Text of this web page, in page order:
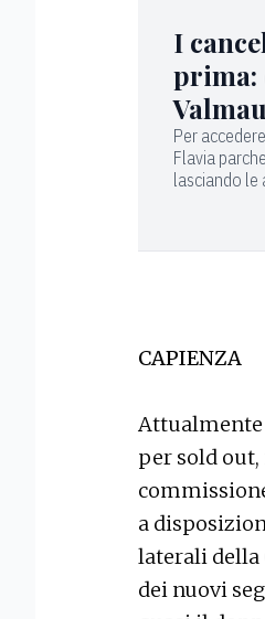
I
prima:
Per
Flavia
lasciando le
CAPIENZA
Attualmente
per sold
a
laterali della
dei nuovi